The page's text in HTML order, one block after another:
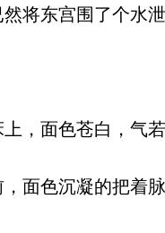
将东宫围了个水
，面色苍白，气若
面色沉凝的把着脉